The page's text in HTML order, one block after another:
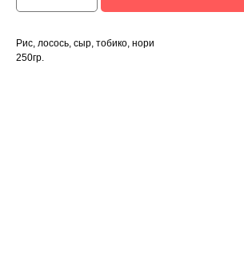
Рис, лосось, сыр, тобико, нори
250гр.